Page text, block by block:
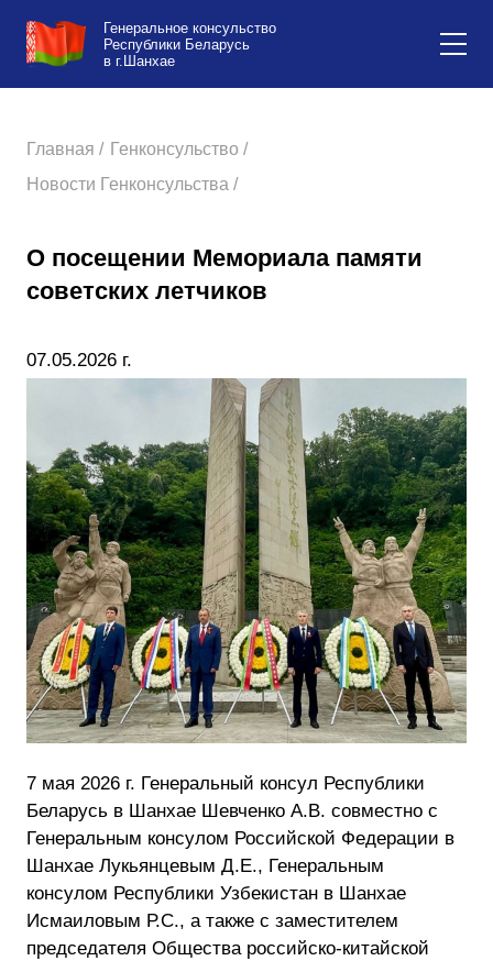
Генеральное консульство
Республики Беларусь
в г.Шанхае
Главная / Генконсульство /
Новости Генконсульства /
О посещении Мемориала памяти
советских летчиков
07.05.2026 г.
7 мая 2026 г. Генеральный консул Республики
Беларусь в Шанхае Шевченко А.В. совместно с
Генеральным консулом Российской Федерации в
Шанхае Лукьянцевым Д.Е., Генеральным
консулом Республики Узбекистан в Шанхае
Исмаиловым Р.С., а также с заместителем
председателя Общества российско-китайской